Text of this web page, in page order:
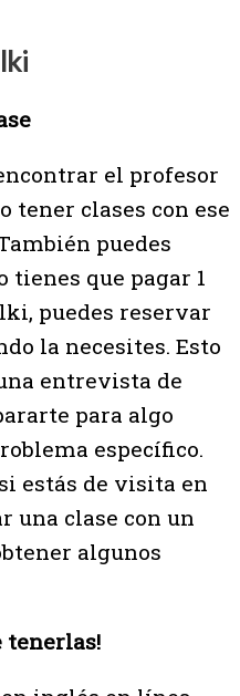
el profesor
tener clases con ese
puedes
tienes que pagar 1
puedes reservar
la necesites. Esto
entrevista de
para algo
específico.
estás de visita en
una clase con un
algunos
tenerlas!